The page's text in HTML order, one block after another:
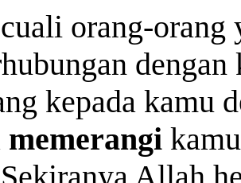
orang-orang
kepada kamu
memerangi